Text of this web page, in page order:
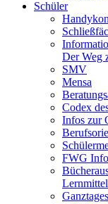
Schüler
Der Weg
SMV
Mensa
Codex
Infos zur
FWG Info